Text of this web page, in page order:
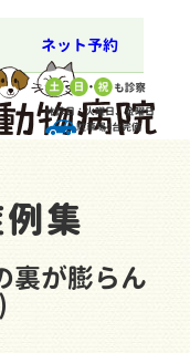
ネット予約
休診日：火曜日、金曜日
駐車場4台完備
例集
裏が膨らん